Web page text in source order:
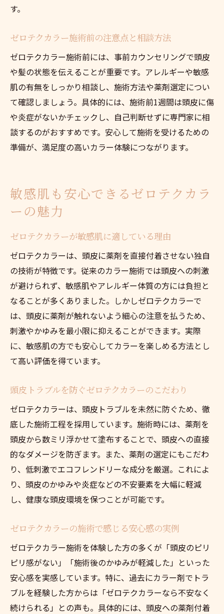
す。
ゼロテクカラー施術前の注意点と相談方法
ゼロテクカラー施術前には、事前カウンセリングで頭皮
や髪の状態を伝えることが重要です。アレルギーや敏感
肌の有無をしっかり相談し、施術方法や薬剤選定につい
て確認しましょう。具体的には、施術前1週間は頭皮に傷
や炎症がないかチェックし、自己判断せずに専門家に相
談するのがおすすめです。安心して施術を受けるための
準備が、満足度の高いカラー体験につながります。
敏感肌も安心できるゼロテクカラ
ーの魅力
ゼロテクカラーが敏感肌に適している理由
ゼロテクカラーは、頭皮に薬剤を直接付着させない独自
の技術が特徴です。従来のカラー施術では頭皮への刺激
が避けられず、敏感肌やアレルギー体質の方には負担と
なることが多くありました。しかしゼロテクカラーで
は、頭皮に薬剤が触れないよう細心の注意を払うため、
刺激やかゆみを最小限に抑えることができます。実際
に、敏感肌の方でも安心してカラーを楽しめる方法とし
て高い評価を得ています。
頭皮トラブルを防ぐゼロテクカラーのこだわり
ゼロテクカラーは、頭皮トラブルを未然に防ぐため、徹
底した施術工程を採用しています。施術時には、薬剤を
頭皮から数ミリ浮かせて塗布することで、頭皮への直接
的なダメージを防ぎます。また、薬剤の選定にもこだわ
り、低刺激でエコフレンドリーな成分を厳選。これによ
り、頭皮のかゆみや炎症などの不安要素を大幅に軽減
し、健康な頭皮環境を保つことが可能です。
ゼロテクカラーの施術で感じる安心感の実例
ゼロテクカラー施術を体験した方の多くが「頭皮のピリ
ピリ感がない」「施術後のかゆみが軽減した」といった
安心感を実感しています。特に、過去にカラー剤でトラ
ブルを経験した方からは「ゼロテクカラーなら不安なく
続けられる」との声も。具体的には、頭皮への薬剤付着